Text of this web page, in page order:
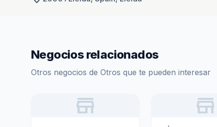
Negocios relacionados
Otros negocios de Otros que te pueden interesar
store store